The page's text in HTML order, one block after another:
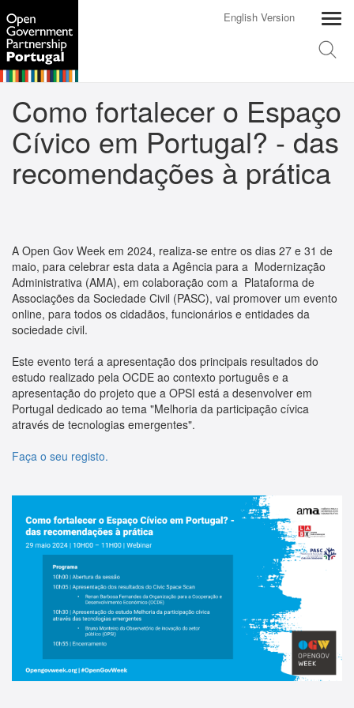
English Version
Como fortalecer o Espaço
Cívico em Portugal? - das
recomendações à prática
A Open Gov Week em 2024, realiza-se entre os dias 27 e 31 de
maio, para celebrar esta data a Agência para a Modernização
Administrativa (AMA), em colaboração com a Plataforma de
Associações da Sociedade Civil (PASC), vai promover um evento
online, para todos os cidadãos, funcionários e entidades da
sociedade civil.
Este evento terá a apresentação dos principais resultados do
estudo realizado pela OCDE ao contexto português e a
apresentação do projeto que a OPSI está a desenvolver em
Portugal dedicado ao tema "Melhoria da participação cívica
através de tecnologias emergentes".
Faça o seu registo.